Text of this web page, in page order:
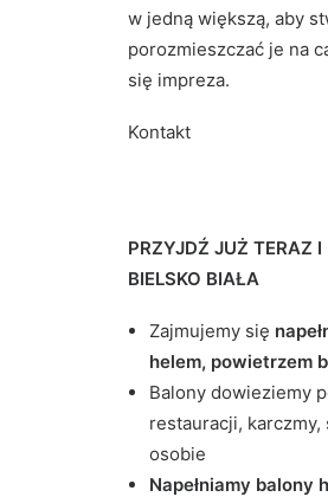
w jedną większą, aby
porozmieszczać je na
się impreza.
Kontakt
PRZYJDŹ JUŻ TERAZ
BIELSKO BIAŁA
Zajmujemy się
helem, powietrzem
Balony dowieziemy
restauracji,
osobie
Napełniamy balony